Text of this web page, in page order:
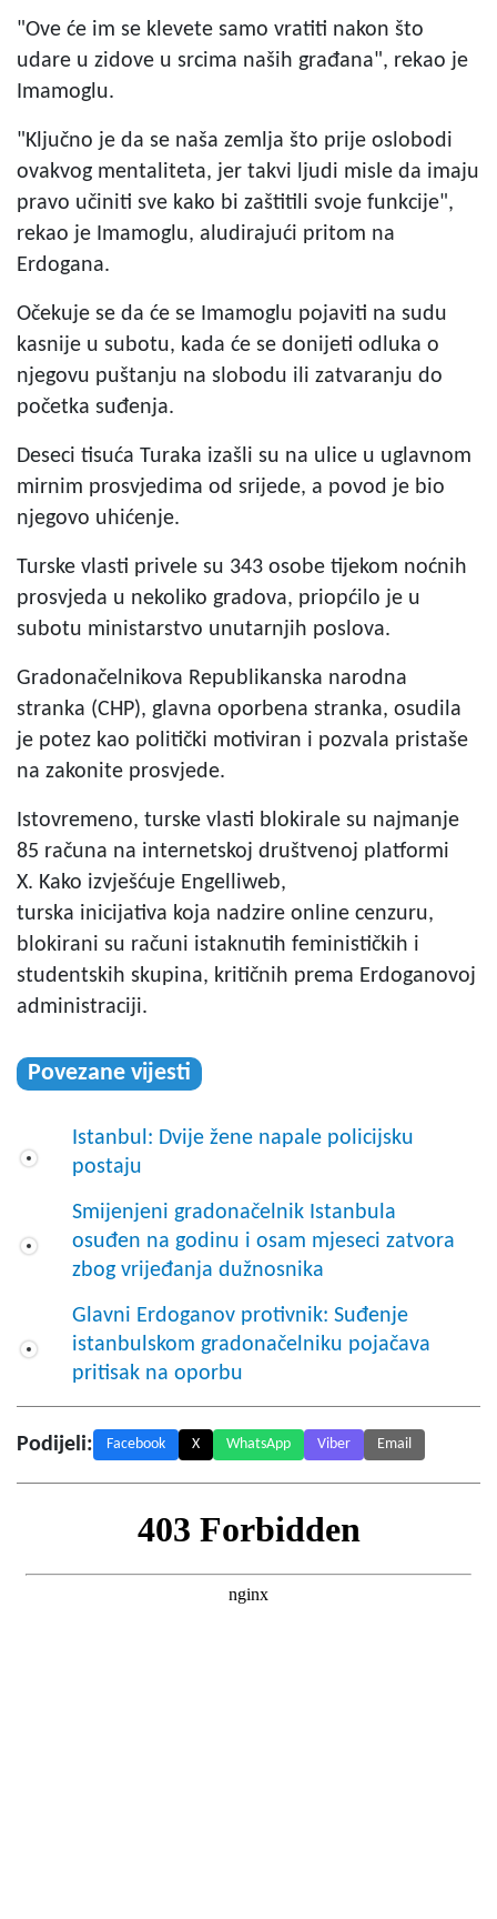
"Ove će im se klevete samo vratiti nakon što
udare u zidove u srcima naših građana", rekao je
Imamoglu.
"Ključno je da se naša zemlja što prije oslobodi
ovakvog mentaliteta, jer takvi ljudi misle da imaju
pravo učiniti sve kako bi zaštitili svoje funkcije",
rekao je Imamoglu, aludirajući pritom na
Erdogana.
Očekuje se da će se Imamoglu pojaviti na sudu
kasnije u subotu, kada će se donijeti odluka o
njegovu puštanju na slobodu ili zatvaranju do
početka suđenja.
Deseci tisuća Turaka izašli su na ulice u uglavnom
mirnim prosvjedima od srijede, a povod je bio
njegovo uhićenje.
Turske vlasti privele su 343 osobe tijekom noćnih
prosvjeda u nekoliko gradova, priopćilo je u
subotu ministarstvo unutarnjih poslova.
Gradonačelnikova Republikanska narodna
stranka (CHP), glavna oporbena stranka, osudila
je potez kao politički motiviran i pozvala pristaše
na zakonite prosvjede.
Istovremeno, turske vlasti blokirale su najmanje
85 računa na internetskoj društvenoj platformi
X. Kako izvješćuje Engelliweb,
turska inicijativa koja nadzire online cenzuru,
blokirani su računi istaknutih feminističkih i
studentskih skupina, kritičnih prema Erdoganovoj
administraciji.
Povezane vijesti
Istanbul: Dvije žene napale policijsku
postaju
Smijenjeni gradonačelnik Istanbula
osuđen na godinu i osam mjeseci zatvora
zbog vrijeđanja dužnosnika
Glavni Erdoganov protivnik: Suđenje
istanbulskom gradonačelniku pojačava
pritisak na oporbu
Podijeli: Facebook X WhatsApp Viber Email